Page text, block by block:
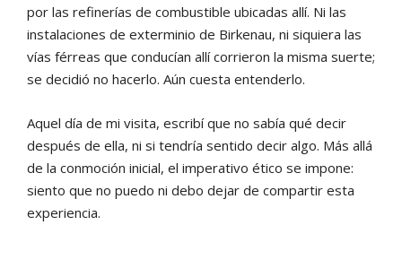
por las refinerías de combustible ubicadas allí. Ni las
instalaciones de exterminio de Birkenau, ni siquiera las
vías férreas que conducían allí corrieron la misma suerte;
se decidió no hacerlo. Aún cuesta entenderlo.
Aquel día de mi visita, escribí que no sabía qué decir
después de ella, ni si tendría sentido decir algo. Más allá
de la conmoción inicial, el imperativo ético se impone:
siento que no puedo ni debo dejar de compartir esta
experiencia.